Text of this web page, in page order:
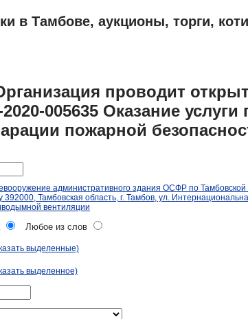
в Тамбове, аукционы, торги,
проводит
005635 Оказание услуги
пожарной
административного здания ОСФР по Тамбовской
Тамбовская область, г. Тамбов, ул.
вентиляции
Любое из слов
выделенные)
выделенное)